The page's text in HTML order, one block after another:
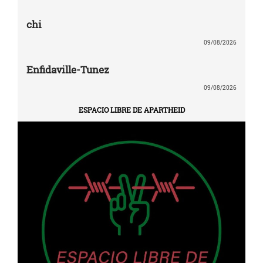
chi
09/08/2026
Enfidaville-Tunez
09/08/2026
ESPACIO LIBRE DE APARTHEID